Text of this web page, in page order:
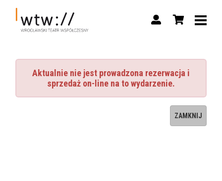
Aktualnie nie jest prowadzona rezerwacja i
sprzedaż on-line na to wydarzenie.
ZAMKNIJ